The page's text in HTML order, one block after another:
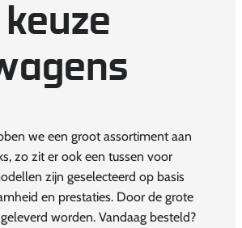
we een groot assortiment aan
zo zit er ook een tussen voor
zijn geselecteerd op basis
en prestaties. Door de grote
worden. Vandaag besteld?